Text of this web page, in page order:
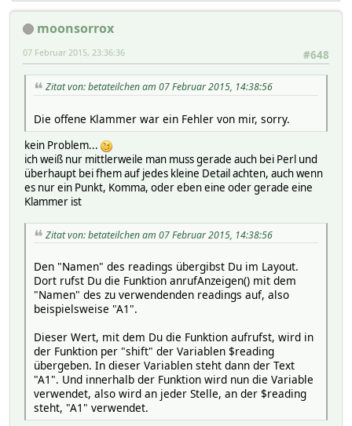
moonsorrox
#648
07 Februar 2015, 23:36:36
Zitat von: betateilchen am 07 Februar 2015, 14:38:56
Die offene Klammer war ein Fehler von mir, sorry.
kein Problem...
ich weiß nur mittlerweile man muss gerade auch bei Perl und
überhaupt bei fhem auf jedes kleine Detail achten, auch wenn
es nur ein Punkt, Komma, oder eben eine oder gerade eine
Klammer ist
Zitat von: betateilchen am 07 Februar 2015, 14:38:56
Den "Namen" des readings übergibst Du im Layout.
Dort rufst Du die Funktion anrufAnzeigen() mit dem
"Namen" des zu verwendenden readings auf, also
beispielsweise "A1".
Dieser Wert, mit dem Du die Funktion aufrufst, wird in
der Funktion per "shift" der Variablen $reading
übergeben. In dieser Variablen steht dann der Text
"A1". Und innerhalb der Funktion wird nun die Variable
verwendet, also wird an jeder Stelle, an der $reading
steht, "A1" verwendet.